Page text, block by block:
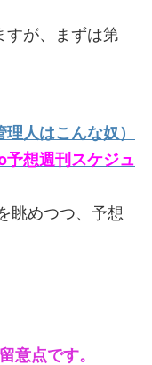
すが、まずは第
理人はこんな奴）
予想週刊スケジュ
眺めつつ、予想
意点です。